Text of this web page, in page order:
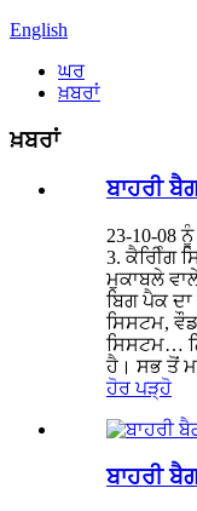
English
ਘਰ
ਖ਼ਬਰਾਂ
ਖ਼ਬਰਾਂ
ਬਾਹਰੀ
23-10-08
3. ਕੈਰੀਿੰਗ
ਮੁਕਾਬਲੇ
ਬਿਗ ਪੈਕ
ਸਿਸਟਮ,
ਸਿਸਟਮ…
ਹੈ। ਸਭ ਤੋਂ
ਹੋਰ ਪੜ੍ਹੋ
ਬਾਹਰੀ